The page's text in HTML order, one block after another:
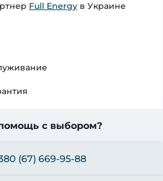
Full Energy в Украине
с выбором?
(67) 669-95-88